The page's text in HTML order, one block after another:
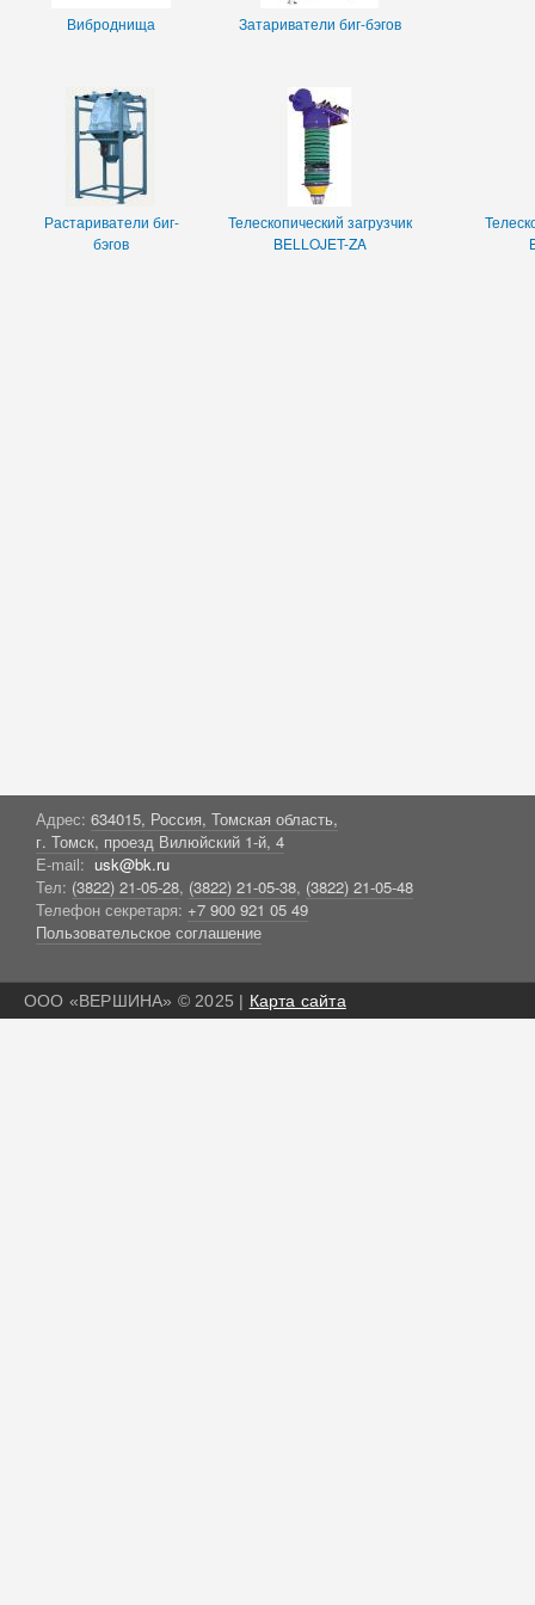
Виброднища Затариватели биг-бэгов
Растариватели биг-
бэгов
Телескопический загрузчик
BELLOJET-ZA
Адрес: 634015, Россия, Томская область,
г. Томск, проезд Вилюйский 1-й, 4
E-mail: usk@bk.ru
Тел: (3822) 21-05-28, (3822) 21-05-38, (3822) 21-05-48
Телефон секретаря: +7 900 921 05 49
Пользовательское соглашение
ООО «ВЕРШИНА» © 2025 | Карта сайта